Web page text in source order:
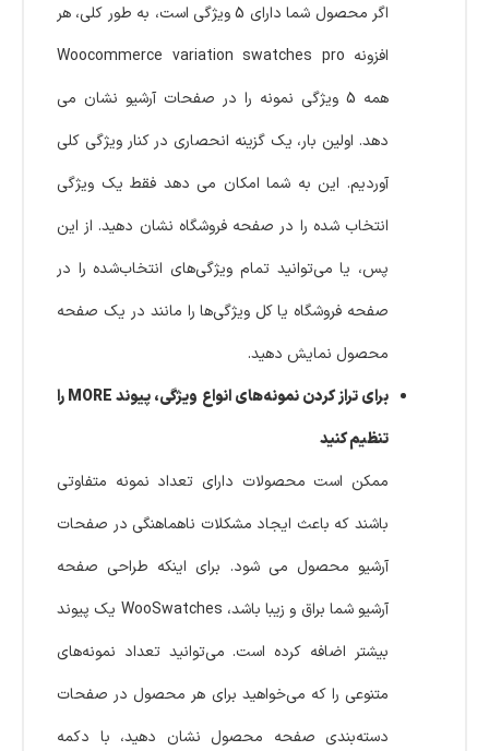
اگر محصول شما دارای 5 ویژگی است، به طور کلی، هر
افزونه Woocommerce variation swatches pro
همه 5 ویژگی نمونه را در صفحات آرشیو نشان می
دهد. اولین بار، یک گزینه انحصاری در کنار ویژگی کلی
آوردیم. این به شما امکان می دهد فقط یک ویژگی
انتخاب شده را در صفحه فروشگاه نشان دهید. از این
پس، یا می‌توانید تمام ویژگی‌های انتخاب‌شده را در
صفحه فروشگاه یا کل ویژگی‌ها را مانند در یک صفحه
محصول نمایش دهید.
برای تراز کردن نمونه‌های انواع ویژگی، پیوند MORE را
تنظیم کنید
ممکن است محصولات دارای تعداد نمونه متفاوتی
باشند که باعث ایجاد مشکلات ناهماهنگی در صفحات
آرشیو محصول می شود. برای اینکه طراحی صفحه
آرشیو شما براق و زیبا باشد، WooSwatches یک پیوند
بیشتر اضافه کرده است. می‌توانید تعداد نمونه‌های
متنوعی را که می‌خواهید برای هر محصول در صفحات
دسته‌بندی صفحه محصول نشان دهید، با دکمه